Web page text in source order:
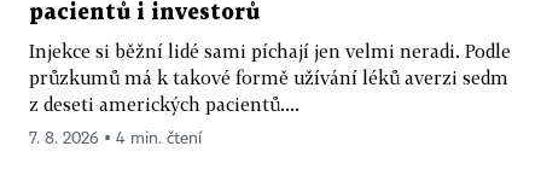
pacientů i investorů
Injekce si běžní lidé sami píchají jen velmi neradi. Podle
průzkumů má k takové formě užívání léků averzi sedm
z deseti amerických pacientů....
7. 8. 2026 ▪ 4 min. čtení